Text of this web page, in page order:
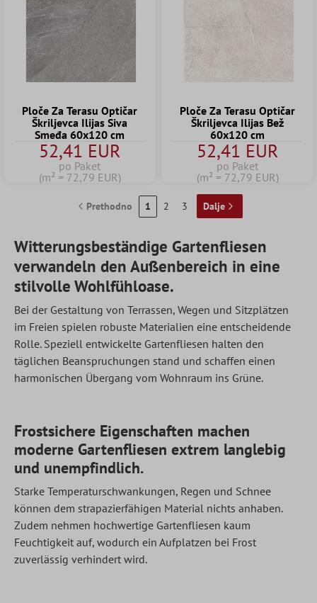
Ploče Za Terasu Optičar
Škriljevca Ilijas Siva
Smeđa 60x120 cm
52,41 EUR
po Paket
(m² = 72,79 EUR)
Ploče Za Terasu Optičar
Škriljevca Ilijas Bež
60x120 cm
52,41 EUR
po Paket
(m² = 72,79 EUR)
Prethodno 1 2 3 Dalje
Witterungsbeständige Gartenfliesen
verwandeln den Außenbereich in eine
stilvolle Wohlfühloase.
Bei der Gestaltung von Terrassen, Wegen und Sitzplätzen
im Freien spielen robuste Materialien eine entscheidende
Rolle. Speziell entwickelte Gartenfliesen halten den
täglichen Beanspruchungen stand und schaffen einen
harmonischen Übergang vom Wohnraum ins Grüne.
Frostsichere Eigenschaften machen
moderne Gartenfliesen extrem langlebig
und unempfindlich.
Starke Temperaturschwankungen, Regen und Schnee
können dem strapazierfähigen Material nichts anhaben.
Zudem nehmen hochwertige Gartenfliesen kaum
Feuchtigkeit auf, wodurch ein Aufplatzen bei Frost
zuverlässig verhindert wird.